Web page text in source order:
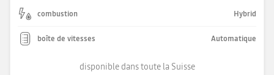
combustion Hybrid
boîte de vitesses Automatique
disponible dans toute la Suisse